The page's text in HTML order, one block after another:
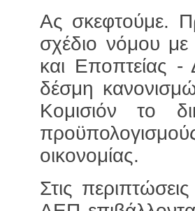
Ας σκεφτούμε.
σχέδιο νόμου με
και Εποπτείας -
δέσμη
Κομισιόν το
οικονομίας.
Στις